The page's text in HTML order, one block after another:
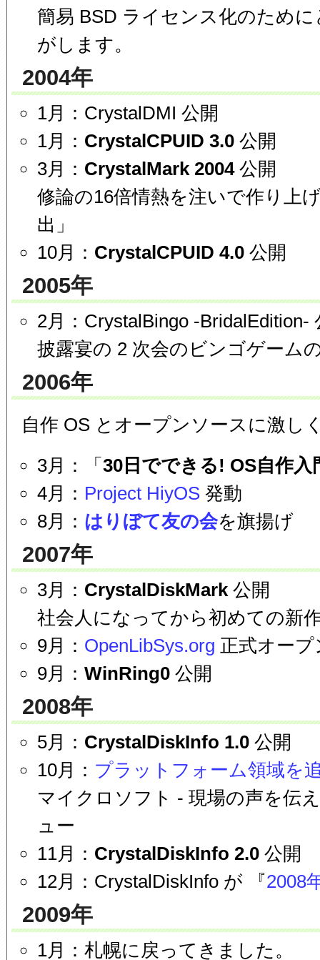
簡易 BSD ライセンス化のため
がします。
2004年
1月：CrystalDMI 公開
1月： CrystalCPUID 3.0 公開
3月： CrystalMark 2004 公開
修論の16倍情熱を注いで作り上
出」
10月： CrystalCPUID 4.0 公開
2005年
2月：CrystalBingo -BridalEdition-
披露宴の 2 次会のビンゴゲーム
2006年
自作 OS とオープンソースに激し
3月：「 30日でできる! OS自作入
4月： Project HiyOS 発動
8月： はりぼて友の会を旗揚げ
2007年
3月： CrystalDiskMark 公開
社会人になってから初めての新
9月： OpenLibSys.org 正式オープ
9月： WinRing0 公開
2008年
5月： CrystalDiskInfo 1.0 公開
10月： プラットフォーム領域を
マイクロソフト - 現場の声を伝
ュー
11月： CrystalDiskInfo 2.0 公開
12月：CrystalDiskInfo が 『2008
2009年
1月：札幌に戻ってきました。